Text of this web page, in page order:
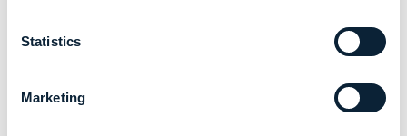
Statistics
Marketing